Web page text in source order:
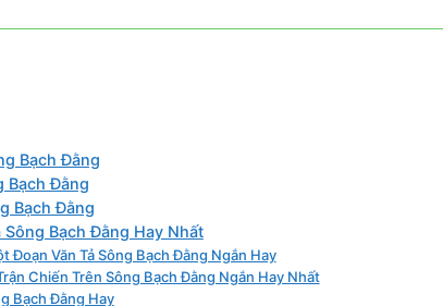
Bạch Đằng
Bạch Đằng
Bạch Đằng
Sông Bạch Đằng Hay Nhất
Đoạn Văn Tả Sông Bạch Đằng Ngắn Hay
Chiến Trên Sông Bạch Đằng Ngắn Hay Nhất
Bạch Đằng Hay